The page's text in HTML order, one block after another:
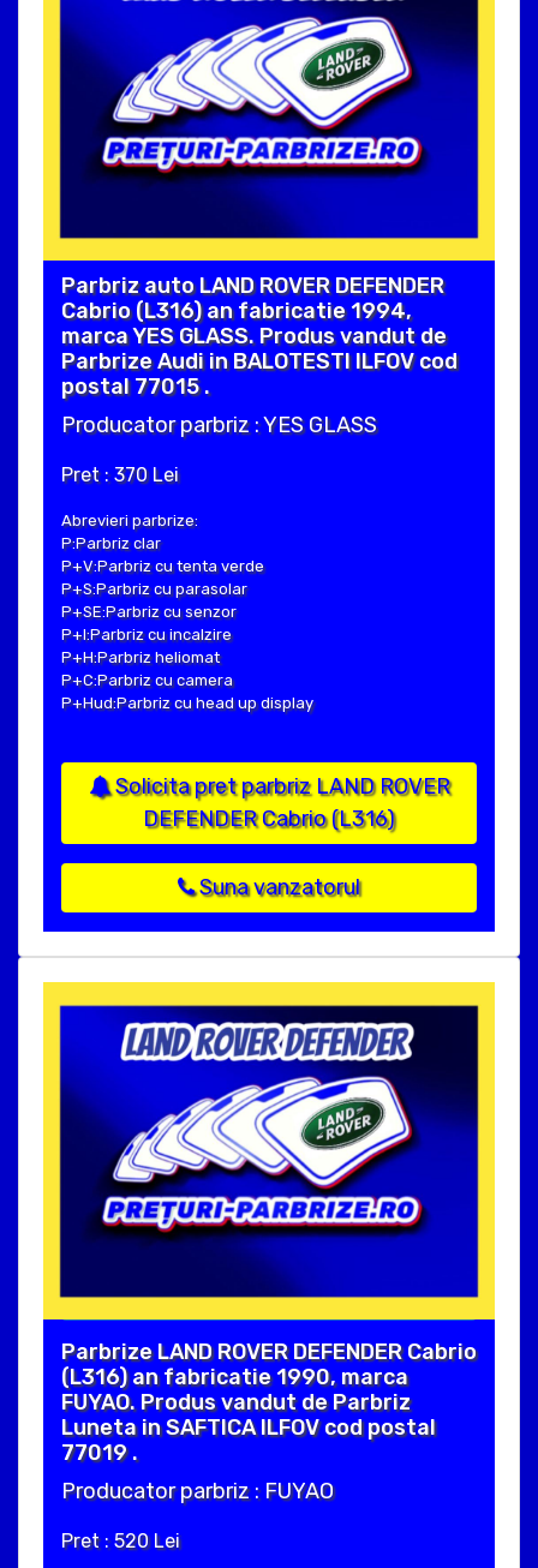
Parbriz auto LAND ROVER DEFENDER
Cabrio (L316) an fabricatie 1994,
marca YES GLASS. Produs vandut de
Parbrize Audi in BALOTESTI ILFOV cod
postal 77015 .
Producator parbriz : YES GLASS
Pret : 370 Lei
Abrevieri parbrize:
P:Parbriz clar
P+V:Parbriz cu tenta verde
P+S:Parbriz cu parasolar
P+SE:Parbriz cu senzor
P+I:Parbriz cu incalzire
P+H:Parbriz heliomat
P+C:Parbriz cu camera
P+Hud:Parbriz cu head up display
Solicita pret parbriz LAND ROVER
DEFENDER Cabrio (L316)
Suna vanzatorul
Parbrize LAND ROVER DEFENDER Cabrio
(L316) an fabricatie 1990, marca
FUYAO. Produs vandut de Parbriz
Luneta in SAFTICA ILFOV cod postal
77019 .
Producator parbriz : FUYAO
Pret : 520 Lei